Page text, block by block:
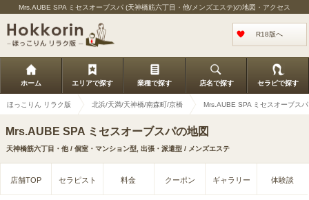
Mrs.AUBE SPA ミセスオーブスパ (天神橋筋六丁目・他/メンズエステ)の地図・アクセス
R18版へ
ホーム エリアで探す 業種で探す 店名で探す セラピで探す
ほっこりん リラク版 北浜/天満/天神橋/南森町/京橋 Mrs.AUBE SPA ミセスオーブスパ
Mrs.AUBE SPA ミセスオーブスパの地図
天神橋筋六丁目・他 / 個室・マンション型, 出張・派遣型 / メンズエステ
店舗TOP セラピスト 料金 クーポン ギャラリー 体験談